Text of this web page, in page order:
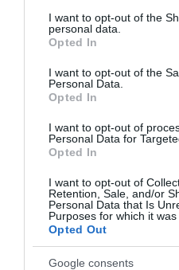
not limited to your visit or
grant or deny consent to
use your data for below
consent section.
I want to opt-out of the
personal data.
Opted In
I want to opt-out of the
Personal Data.
Opted In
I want to opt-out of
Personal Data for
Opted In
I want to opt-out of
Retention, Sale, and/or
Personal Data that Is
Purposes for which it was
Opted Out
Google consents